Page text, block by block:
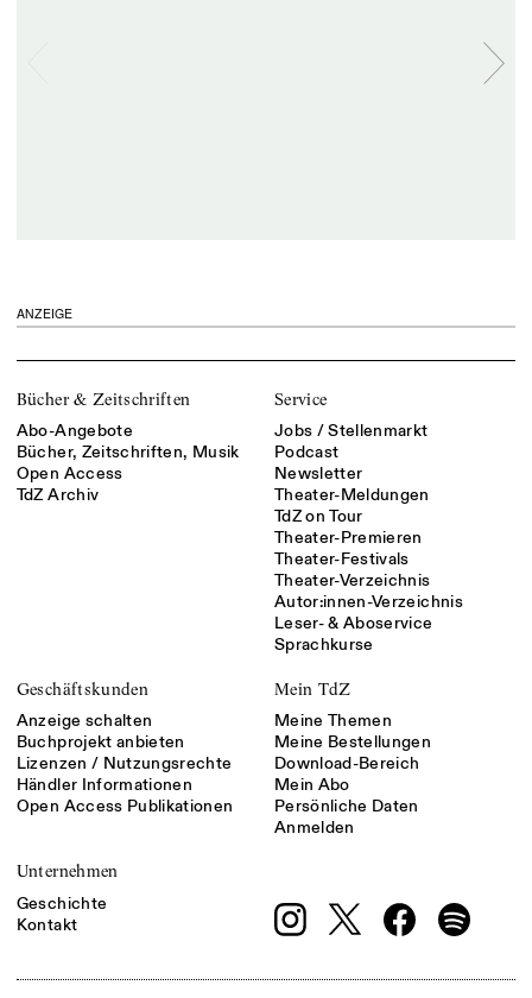
ANZEIGE
Bücher & Zeitschriften
Abo-Angebote
Bücher, Zeitschriften, Musik
Open Access
TdZ Archiv
Service
Jobs / Stellenmarkt
Podcast
Newsletter
Theater-Meldungen
TdZ on Tour
Theater-Premieren
Theater-Festivals
Theater-Verzeichnis
Autor:innen-Verzeichnis
Leser- & Aboservice
Sprachkurse
Geschäftskunden
Anzeige schalten
Buchprojekt anbieten
Lizenzen / Nutzungsrechte
Händler Informationen
Open Access Publikationen
Mein TdZ
Meine Themen
Meine Bestellungen
Download-Bereich
Mein Abo
Persönliche Daten
Anmelden
Unternehmen
Geschichte
Kontakt